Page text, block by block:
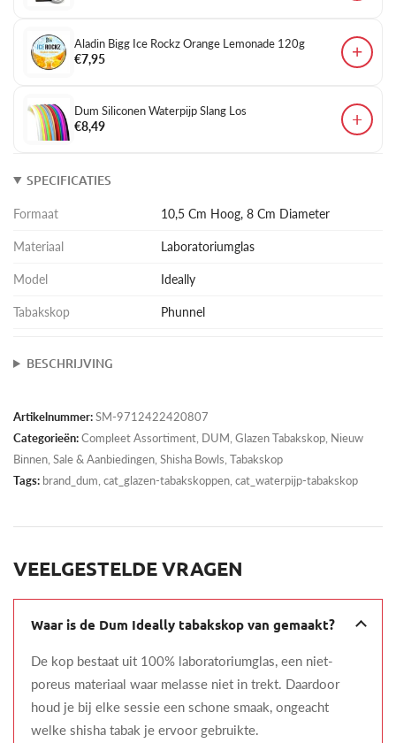
Aladin Bigg Ice Rockz Orange Lemonade 120g
€7,95
+
Dum Siliconen Waterpijp Slang Los
€8,49
+
SPECIFICATIES
Formaat 10,5 Cm Hoog, 8 Cm Diameter
Materiaal Laboratoriumglas
Model Ideally
Tabakskop Phunnel
BESCHRIJVING
Artikelnummer:SM-9712422420807
Categorieën:Compleet Assortiment DUM Glazen Tabakskop Nieuw
Binnen Sale & Aanbiedingen Shisha Bowls Tabakskop
Tags: brand_dum, cat_glazen-tabakskoppen, cat_waterpijp-tabakskop
VEELGESTELDE VRAGEN
Waar is de Dum Ideally tabakskop van gemaakt?
De kop bestaat uit 100% laboratoriumglas, een niet-
poreus materiaal waar melasse niet in trekt. Daardoor
houd je bij elke sessie een schone smaak, ongeacht
welke shisha tabak je ervoor gebruikte.